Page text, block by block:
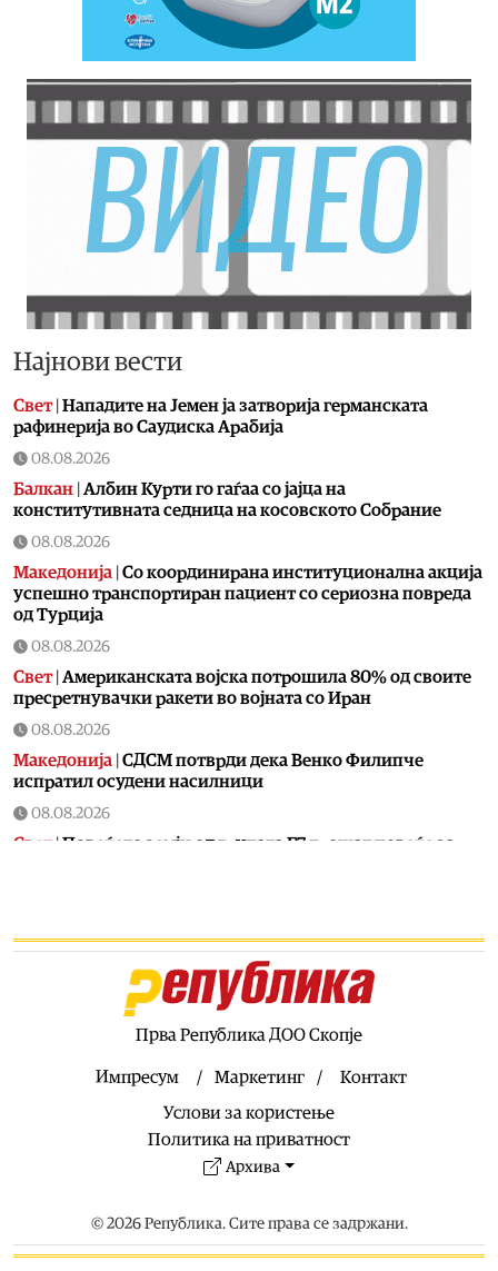
Најнови вести
Свет| Нападите на Јемен ја затворија германската
рафинерија во Саудиска Арабија
08.08.2026
Балкан Албин Курти го гаѓаа со јајца на
конститутивната седница на косовското Собрание
08.08.2026
Македонија Со координирана институционална акција
успешно транспортиран пациент со сериозна повреда
од Турција
08.08.2026
Свет| Американската војска потрошила 80% од своите
пресретнувачки ракети во војната со Иран
08.08.2026
Македонија СДСМ потврди дека Венко Филипче
испратил осудени насилници
08.08.2026
Свет |Повеќето земји од групата Г7 трошат повеќе за
Во Прилеп одбележани 25 години од
Карпалак: Нивната жртва е темел на нашата
донесен пациент повреден на одмор во Турција
Тројца силувале 14-годишно девојче во Германија:
плаче ни да вреска
08.08.2026
Прва Република ДОО Скопје
Импресум Маркетинг
Контакт
Услови за користење
Политика на приватност
Архива
© 2026 Република. Сите права се задржани.